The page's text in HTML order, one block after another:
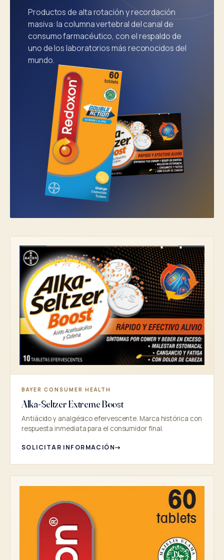
Productos de alta rotación y recordación
masiva: la columna vertebral del canal de
consumo farmacéutico, con el respaldo de
uno de los laboratorios más reconocidos del
mundo.
BAYER CONSUMER HEALTH
Alka-Seltzer Extreme Boost
Antiácido y analgésico efervescente. Marca histórica con
respuesta inmediata para el consumidor final.
SOLICITAR INFORMACIÓN